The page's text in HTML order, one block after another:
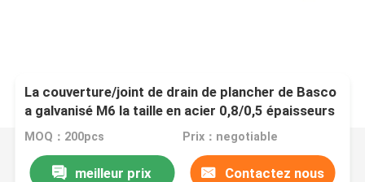
La couverture/joint de drain de plancher de Basco
a galvanisé M6 la taille en acier 0,8/0,5 épaisseurs
MOQ：200pcs Prix：negotiable
meilleur prix Contactez nous